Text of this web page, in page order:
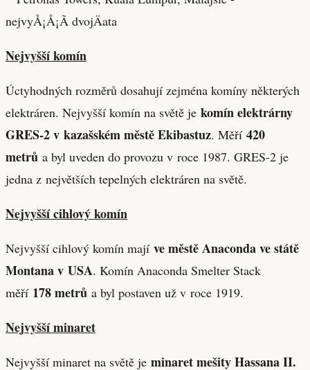
Nejvyšší komín
Úctyhodných rozměrů dosahují zejména komíny některých
elektráren. Nejvyšší komín na světě je komín elektrárny
GRES-2 v kazašském městě Ekibastuz. Měří 420
metrů a byl uveden do provozu v roce 1987. GRES-2 je
jedna z největších tepelných elektráren na světě.
Nejvyšší cihlový komín
Nejvyšší cihlový komín mají ve městě Anaconda ve státě
Montana v USA. Komín Anaconda Smelter Stack
měří 178 metrů a byl postaven už v roce 1919.
Nejvyšší minaret
Nejvyšší minaret na světě je minaret mešity Hassana II.